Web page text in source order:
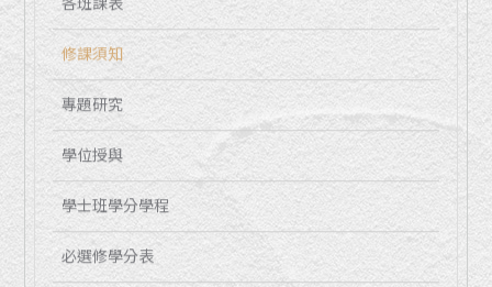
各班課表
修課須知
專題研究
學位授與
學士班學分學程
必選修學分表